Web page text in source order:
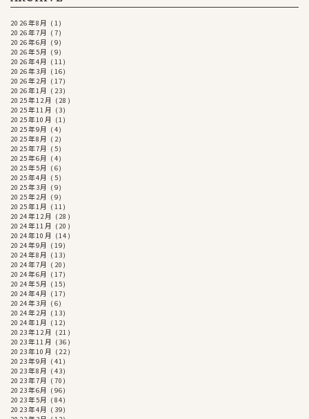
2026年8月 (1)
2026年7月 (7)
2026年6月 (9)
2026年5月 (9)
2026年4月 (11)
2026年3月 (16)
2026年2月 (17)
2026年1月 (23)
2025年12月 (28)
2025年11月 (3)
2025年10月 (1)
2025年9月 (4)
2025年8月 (2)
2025年7月 (5)
2025年6月 (4)
2025年5月 (6)
2025年4月 (5)
2025年3月 (9)
2025年2月 (9)
2025年1月 (11)
2024年12月 (28)
2024年11月 (20)
2024年10月 (14)
2024年9月 (19)
2024年8月 (13)
2024年7月 (20)
2024年6月 (17)
2024年5月 (15)
2024年4月 (17)
2024年3月 (6)
2024年2月 (13)
2024年1月 (12)
2023年12月 (21)
2023年11月 (36)
2023年10月 (22)
2023年9月 (41)
2023年8月 (43)
2023年7月 (70)
2023年6月 (96)
2023年5月 (84)
2023年4月 (39)